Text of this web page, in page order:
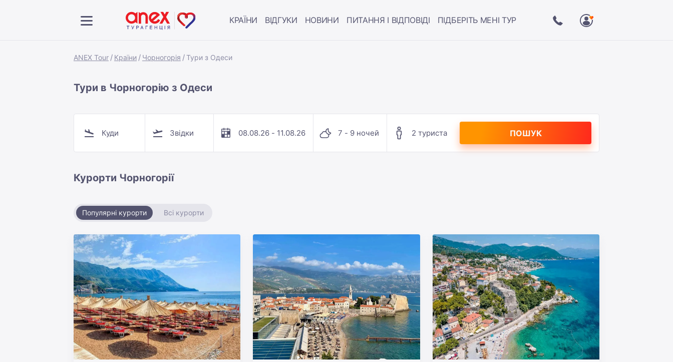
КРАЇНИ ВІДГУКИ НОВИНИ ПИТАННЯ І ВІДПОВІДІ ПІДБЕРІТЬ МЕНІ ТУР
ANEX Tour Країни Чорногорія Тури з Одеси
Тури в Чорногорію з Одеси
Куди Звідки 08.08.26 - 11.08.26 7 - 9 ночей 2 туриста ПОШУК
Курорти Чорногорії
Популярні курорти Всі курорти